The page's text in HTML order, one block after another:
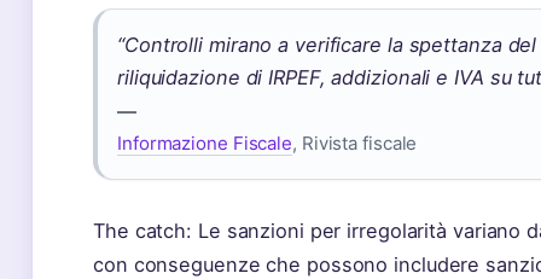
“Controlli mirano a verificare la spettanza
riliquidazione di IRPEF, addizionali e IVA su
—
Informazione Fiscale, Rivista fiscale
The catch: Le sanzioni per irregolarità variano
con conseguenze che possono includere